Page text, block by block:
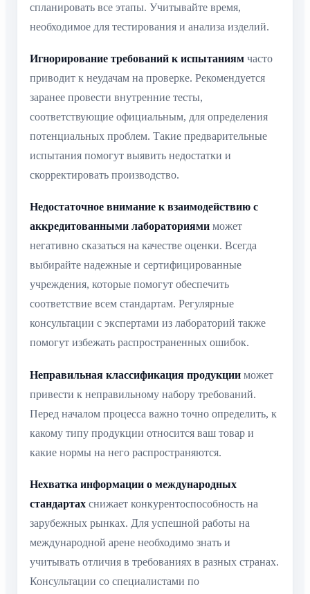
спланировать все этапы. Учитывайте время,
необходимое для тестирования и анализа изделий.
Игнорирование требований к испытаниям часто
приводит к неудачам на проверке. Рекомендуется
заранее провести внутренние тесты,
соответствующие официальным, для определения
потенциальных проблем. Такие предварительные
испытания помогут выявить недостатки и
скорректировать производство.
Недостаточное внимание к взаимодействию с
аккредитованными лабораториями может
негативно сказаться на качестве оценки. Всегда
выбирайте надежные и сертифицированные
учреждения, которые помогут обеспечить
соответствие всем стандартам. Регулярные
консультации с экспертами из лабораторий также
помогут избежать распространенных ошибок.
Неправильная классификация продукции может
привести к неправильному набору требований.
Перед началом процесса важно точно определить, к
какому типу продукции относится ваш товар и
какие нормы на него распространяются.
Нехватка информации о международных
стандартах снижает конкурентоспособность на
зарубежных рынках. Для успешной работы на
международной арене необходимо знать и
учитывать отличия в требованиях в разных странах.
Консультации со специалистами по